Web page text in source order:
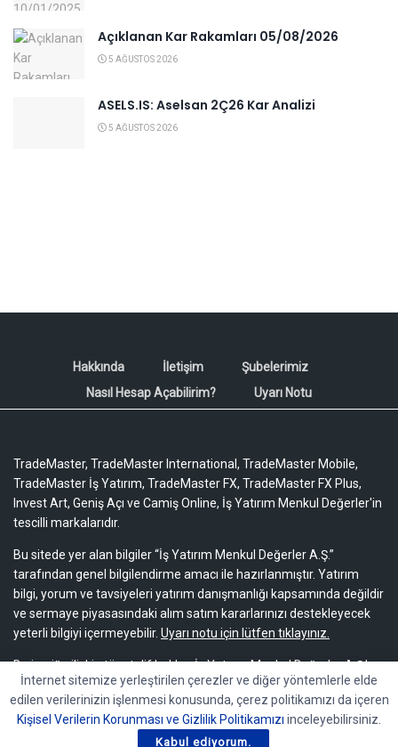
Açıklanan Kar Rakamları 05/08/2026
5 AĞUSTOS 2026
ASELS.IS: Aselsan 2Ç26 Kar Analizi
5 AĞUSTOS 2026
Hakkında İletişim
Şubelerimiz
Nasıl Hesap Açabilirim?
Uyarı Notu
TradeMaster, TradeMaster International, TradeMaster Mobile,
TradeMaster İş Yatırım, TradeMaster FX, TradeMaster FX Plus,
Invest Art, Geniş Açı ve Camiş Online, İş Yatırım Menkul Değerler'in
tescilli markalarıdır.
Bu sitede yer alan bilgiler “İş Yatırım Menkul Değerler A.Ş.”
tarafından genel bilgilendirme amacı ile hazırlanmıştır. Yatırım
bilgi, yorum ve tavsiyeleri yatırım danışmanlığı kapsamında değildir
ve sermaye piyasasındaki alım satım kararlarınızı destekleyecek
yeterli bilgiyi içermeyebilir. Uyarı notu için lütfen tıklayınız.
Bu içeriğe ilişkin tüm telif hakları İş Yatırım Menkul Değerler A.Ş.’ye
aittir. Bu içerik, açık iznimiz olmaksızın başkaları tarafından
herhangi bir amaçla, kısmen veya tamamen çoğaltılamaz,
dağıtılamaz, yayımlanamaz veya değiştirilemez.
İnternet sitemize yerleştirilen çerezler ve diğer yöntemlerle elde
edilen verilerinizin işlenmesi konusunda, çerez politikamızı da içeren
Kişisel Verilerin Korunması ve Gizlilik Politikamızı inceleyebilirsiniz.
Kabul ediyorum.